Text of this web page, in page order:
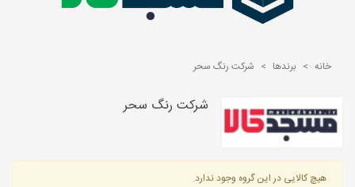
خانه > برندها > شرکت رنگ سحر
شرکت رنگ سحر
هیچ کالایی در این گروه وجود ندارد.